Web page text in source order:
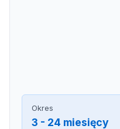
Okres
3 - 24 miesięcy